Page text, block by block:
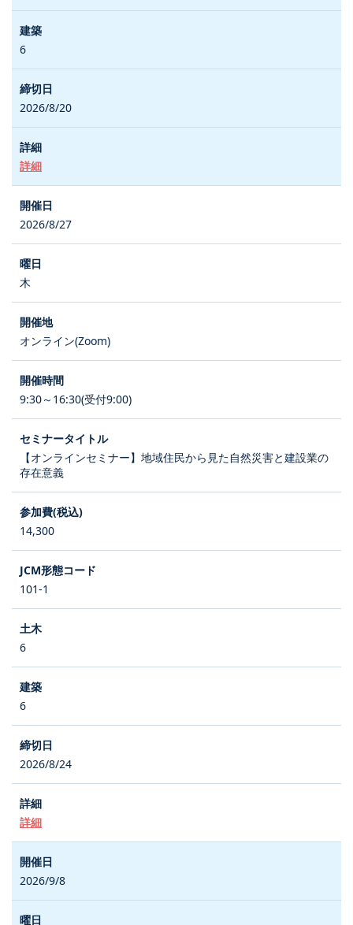
6
2026/8/20
詳細
2026/8/27
木
オンライン(Zoom)
9:30～16:30(受付9:00)
【オンラインセミナー】地域住民から見た自然災害と建設業の
存在意義
14,300
101-1
6
6
2026/8/24
詳細
2026/9/8